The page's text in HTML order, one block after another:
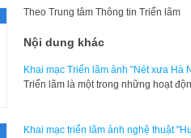
Theo Trung tâm Thông tin Triển lãm
Nội dung khác
Khai mạc Triển lãm ảnh "Nét xưa Hà
Triển lãm là một trong những hoạt
Khai mạc triển lãm ảnh nghệ thuật